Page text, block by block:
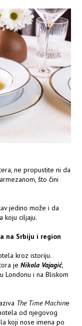
ne propustite ni da
što čini
jedino može i da
koju ciljaju.
na Srbiju i region
kroz istoriju.
jeNikola Vajagić,
Londonu i na Bliskom
The Time Machine
od njegovog
koji nose imena po